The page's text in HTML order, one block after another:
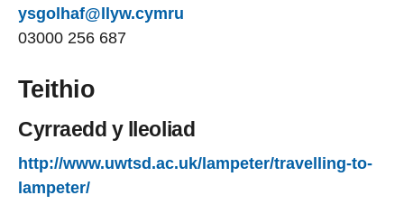
ysgolhaf@llyw.cymru
03000 256 687
Teithio
Cyrraedd y lleoliad
http://www.uwtsd.ac.uk/lampeter/travelling-to-
lampeter/